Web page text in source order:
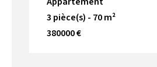
3 pièce(s) - 70 m²
380000 €